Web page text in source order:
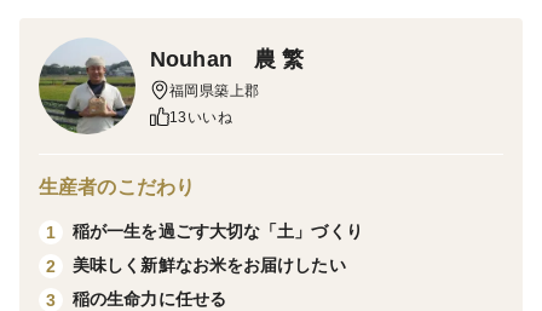
県外ではあまり出回らない希少品種、福岡県独自のお米
です。
福岡県での知名度は抜群で、かつもっとも食べられてい
Nouhan 農 繁
福岡県築上郡
13いいね
生産者のこだわり
1
稲が一生を過ごす大切な「土」づくり
2
美味しく新鮮なお米をお届けしたい
3
稲の生命力に任せる